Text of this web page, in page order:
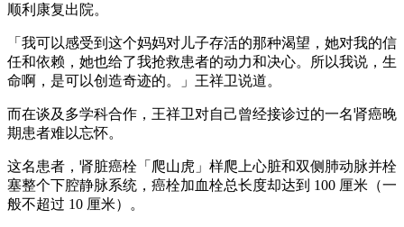
顺利康复出院。
「我可以感受到这个妈妈对儿子存活的那种渴望，她对我的信
任和依赖，她也给了我抢救患者的动力和决心。所以我说，生
命啊，是可以创造奇迹的。」王祥卫说道。
而在谈及多学科合作，王祥卫对自己曾经接诊过的一名肾癌晚
期患者难以忘怀。
这名患者，肾脏癌栓「爬山虎」样爬上心脏和双侧肺动脉并栓
塞整个下腔静脉系统，癌栓加血栓总长度却达到 100 厘米（一
般不超过 10 厘米）。